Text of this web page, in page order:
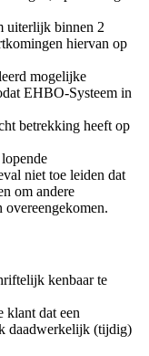
uiterlijk binnen 2
hiervan op
mogelijke
EHBO-Systeem in
betrekking heeft op
niet toe leiden dat
om andere
kenbaar te
klant dat een
daadwerkelijk (tijdig)